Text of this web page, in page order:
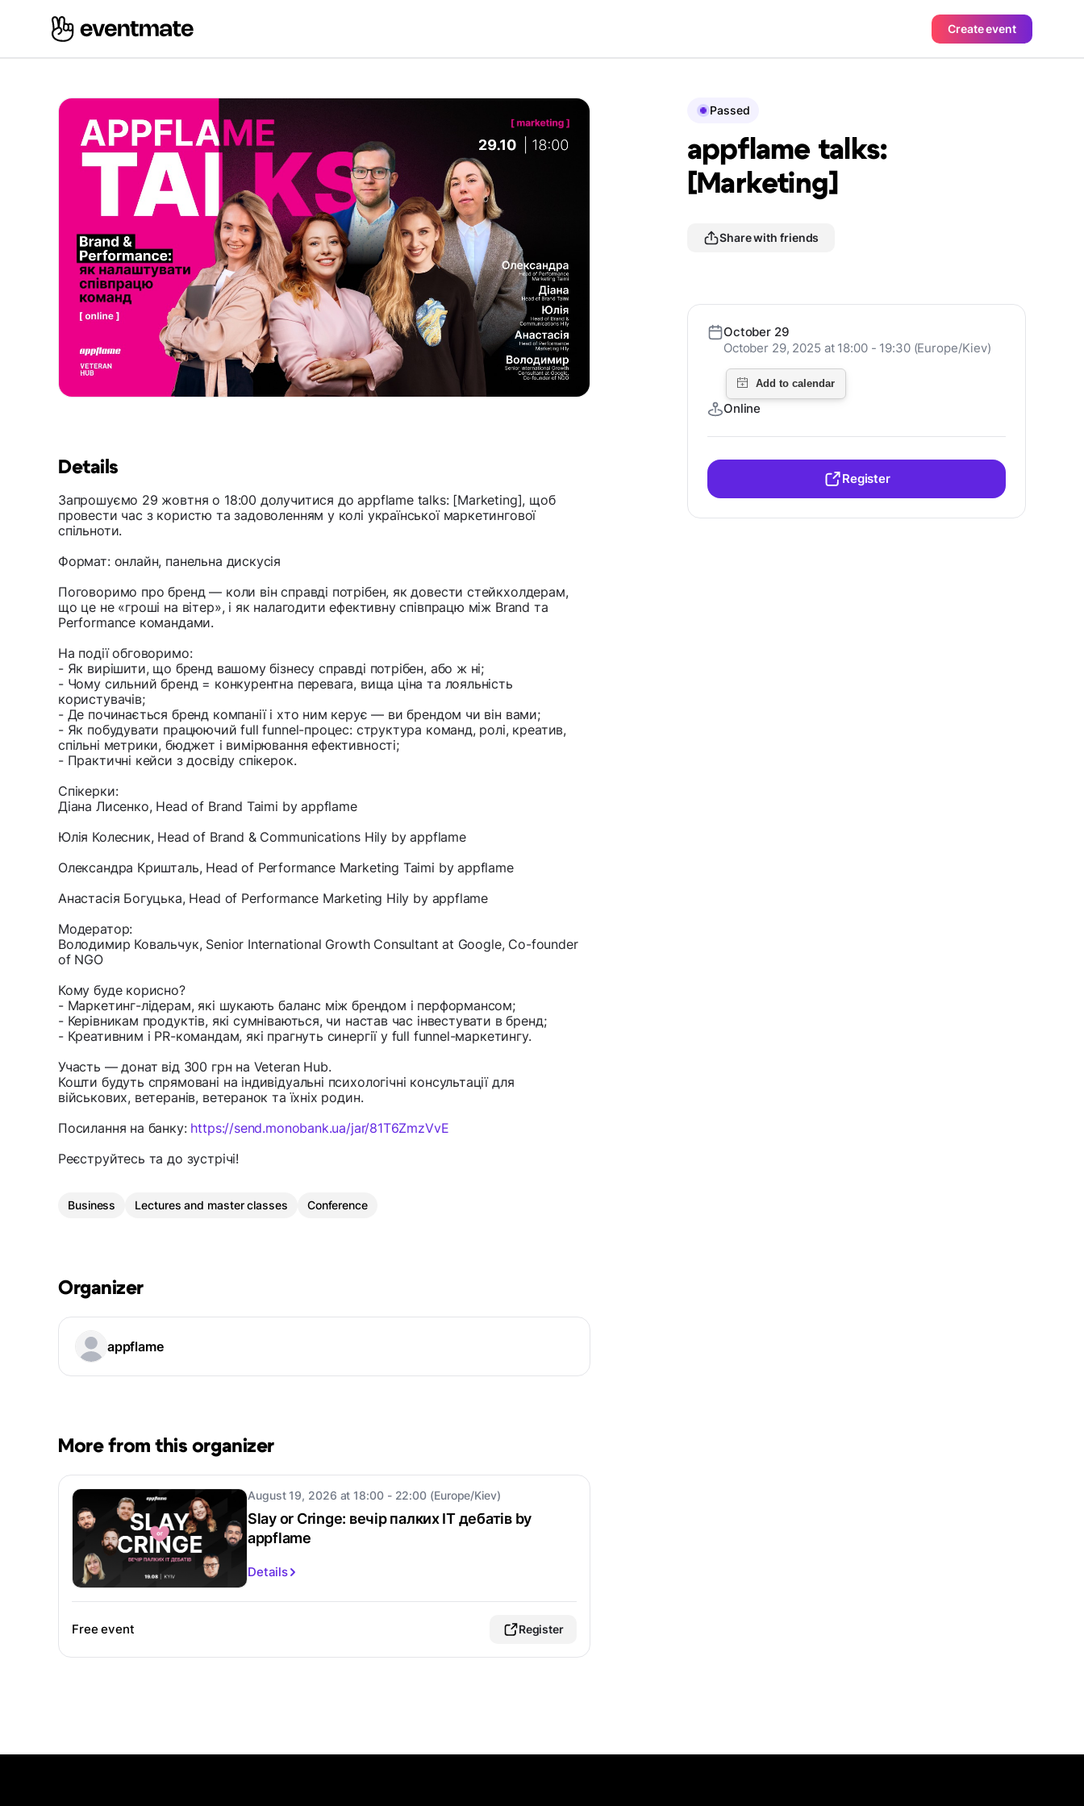
Create event
Details
Запрошуємо 29 жовтня о 18:00 долучитися до appflame talks: [Marketing], щоб
провести час з користю та задоволенням у колі української маркетингової
спільноти.
Формат: онлайн, панельна дискусія
Поговоримо про бренд — коли він справді потрібен, як довести стейкхолдерам,
що це не «гроші на вітер», і як налагодити ефективну співпрацю між Brand та
Performance командами.
На події обговоримо:
- Як вирішити, що бренд вашому бізнесу справді потрібен, або ж ні;
- Чому сильний бренд = конкурентна перевага, вища ціна та лояльність
користувачів;
- Де починається бренд компанії і хто ним керує — ви брендом чи він вами;
- Як побудувати працюючий full funnel-процес: структура команд, ролі, креатив,
спільні метрики, бюджет і вимірювання ефективності;
- Практичні кейси з досвіду спікерок.
Спікерки:
Діана Лисенко, Head of Brand Taimi by appflame
Юлія Колесник, Head of Brand & Communications Hily by appflame
Олександра Кришталь, Head of Performance Marketing Taimi by appflame
Анастасія Богуцька, Head of Performance Marketing Hily by appflame
Модератор:
Володимир Ковальчук, Senior International Growth Consultant at Google, Co-founder
of NGO
Кому буде корисно?
- Маркетинг-лідерам, які шукають баланс між брендом і перформансом;
- Керівникам продуктів, які сумніваються, чи настав час інвестувати в бренд;
- Креативним і PR-командам, які прагнуть синергії у full funnel-маркетингу.
Участь — донат від 300 грн на Veteran Hub.
Кошти будуть спрямовані на індивідуальні психологічні консультації для
військових, ветеранів, ветеранок та їхніх родин.
Посилання на банку: https://send.monobank.ua/jar/81T6ZmzVvE
Реєструйтесь та до зустрічі!
Business Lectures and master classes Conference
Organizer
appflame
More from this organizer
August 19, 2026 at 18:00 - 22:00 (Europe/Kiev)
Slay or Cringe: вечір палких IT дебатів by
appflame
Details
Free event Register
Passed
appflame talks:
[Marketing]
Share with friends
October 29
October 29, 2025 at 18:00 - 19:30 (Europe/Kiev)
Online
Register